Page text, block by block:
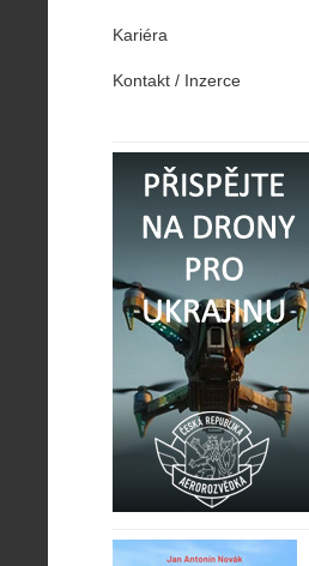
Kariéra
Kontakt / Inzerce